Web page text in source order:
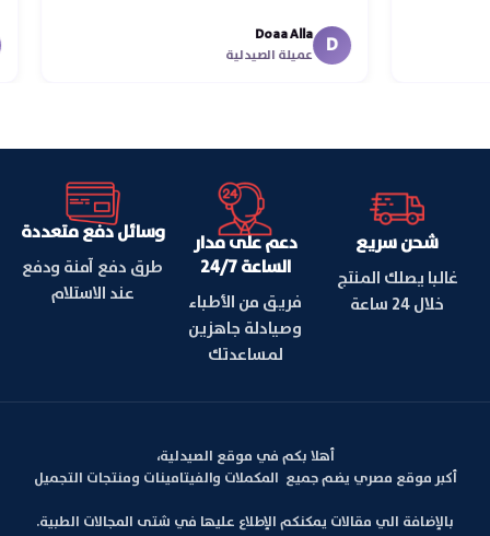
D
عميلة الصيدلية
شحن سريع
غالبا يصلك المنتج
خلال 24 ساعة
دعم على مدار
الساعة 24/7
فريق من الأطباء
وصيادلة جاهزين
لمساعدتك
وسائل دفع متعددة
طرق دفع آمنة ودفع
عند الاستلام
أهلا بكم في موقع الصيدلية،
أكبر موقع مصري يضم جميع المكملات والفيتامينات ومنتجات التجميل
بالإضافة الي مقالات يمكنكم الإطلاع عليها في شتى المجالات الطبية.